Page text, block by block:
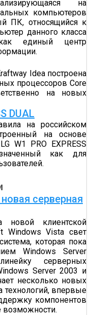
на
компьютеров
ПК, относящийся к
данного класса
как единый центр
Idea построена
процессоров Core
на новых
DUAL
на российском
на основе
W1 PRO EXPRESS
как для
серверная
клиентской
Windows Vista свет
которая пока
Windows Server
серверных
Server 2003 и
несколько новых
технологий, впервые
компонентов
возможности.